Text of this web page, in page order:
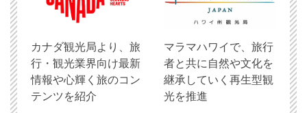
​カナダ観光局より、旅
行・観光業界向け最新
情報や心輝く旅のコン
テンツを紹介
マラマハワイで、旅行
者と共に自然や文化を
継承していく再生型観
光を推進